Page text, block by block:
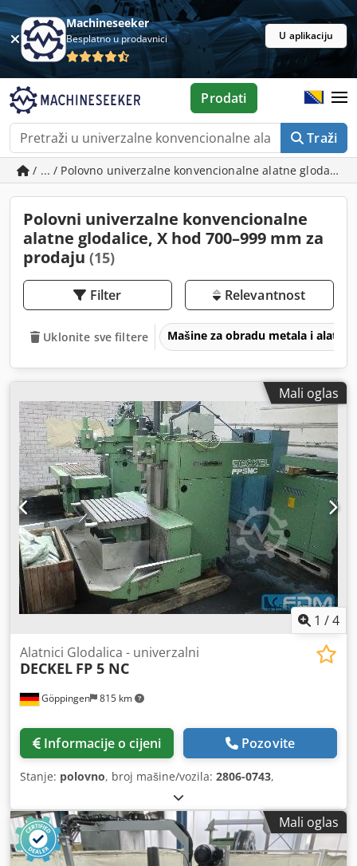
Machineseeker
Besplatno u prodavnici U aplikaciju
Traži
Prodati
/ ... / Polovno univerzalne konvencionalne alatne glodalice,
Polovni univerzalne konvencionalne
alatne glodalice, X hod 700–999 mm za
prodaju (15)
Filter Relevantnost
Uklonite sve filtere Mašine za obradu metala i alatne
Mali oglas
1 /4
Göppingen 815 km
Alatnici Glodalica - univerzalni
DECKEL FP 5 NC
Informacije o cijeni Pozovite
Stanje: polovno, broj mašine/vozila: 2806-0743,
Mali oglas